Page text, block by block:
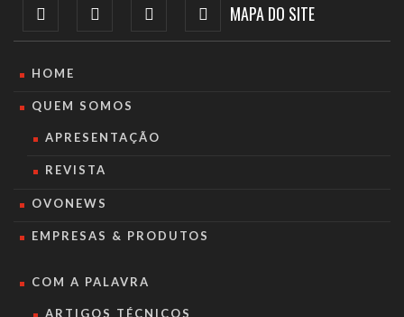
MAPA DO SITE
HOME
QUEM SOMOS
APRESENTAÇÃO
REVISTA
OVONEWS
EMPRESAS & PRODUTOS
COM A PALAVRA
ARTIGOS TÉCNICOS